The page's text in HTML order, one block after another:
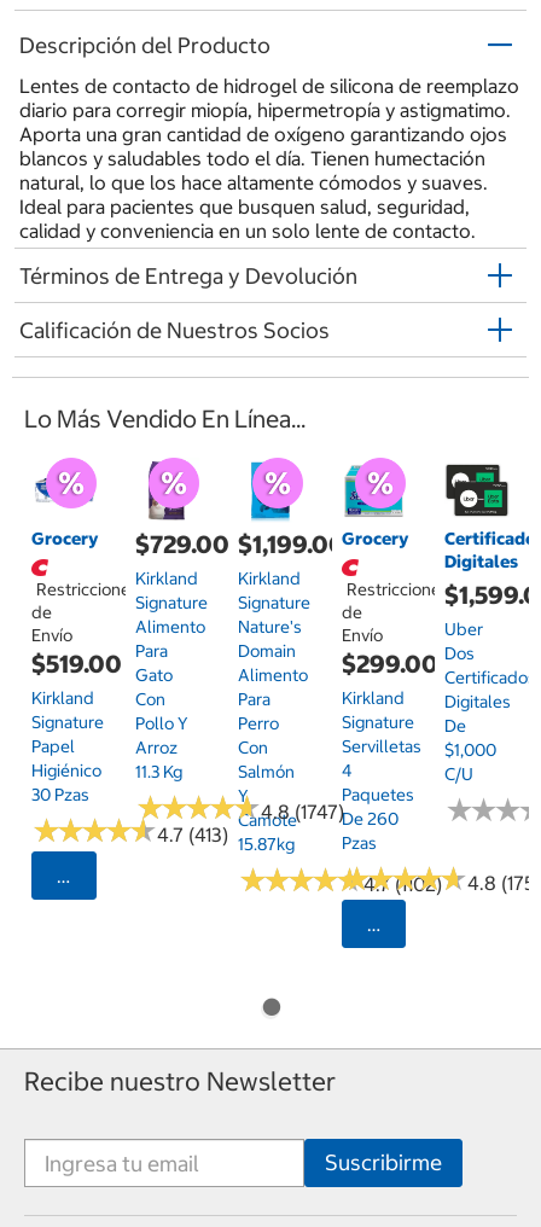
Descripción del Producto
Lentes de contacto de hidrogel de silicona de reemplazo
diario para corregir miopía, hipermetropía y astigmatimo.
Aporta una gran cantidad de oxígeno garantizando ojos
blancos y saludables todo el día. Tienen humectación
natural, lo que los hace altamente cómodos y suaves.
Ideal para pacientes que busquen salud, seguridad,
calidad y conveniencia en un solo lente de contacto.
Términos de Entrega y Devolución
Calificación de Nuestros Socios
Lo Más Vendido En Línea...
Grocery
Restricciones
de
Envío
$519.00
Kirkland
Signature
Papel
Higiénico
30 Pzas
★★★★★
★★★★★4.7 (413)
Seleccionar Código Postal
$729.00
Kirkland
Signature
Alimento
Para
Gato
Con
Pollo Y
Arroz
11.3 Kg
★★★★★
★★★★★4.8 (1747)
$1,199.00
Kirkland
Signature
Nature's
Domain
Alimento
Para
Perro
Con
Salmón
Y
Camote
15.87kg
★★★★★
★★★★★4.7 (1102)
Grocery
Restricciones
de
Envío
$299.00
Kirkland
Signature
Servilletas
4
Paquetes
De 260
Pzas
★★★★★
★★★★★4.8 (175)
Seleccionar
Digitales
Uber
Dos
Certificados
Digitales
De
$1,000
C/u
★★★
★★★
Recibe nuestro Newsletter